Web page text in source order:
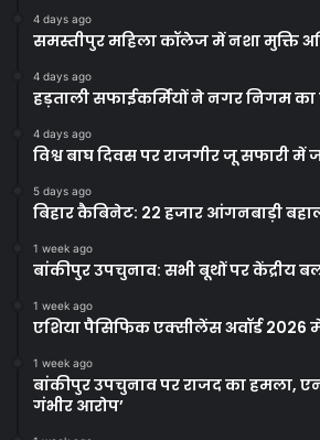
4 days ago
समस्तीपुर महिला कॉलेज में नशा मुक्ति
4 days ago
हड़ताली सफाईकर्मियों ने नगर निगम का
4 days ago
विश्व बाघ दिवस पर राजगीर जू सफारी में
5 days ago
बिहार कैबिनेट: 22 हजार आंगनबाड़ी
1 week ago
बांकीपुर उपचुनाव: सभी बूथों पर केंद्रीय
1 week ago
एशिया पैसिफिक एक्सीलेंस अवॉर्ड 2026
1 week ago
बांकीपुर उपचुनाव पर राजद का हमला,
गंभीर आरोप’